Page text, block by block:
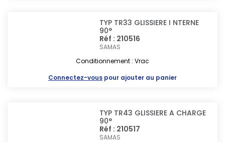
TYP TR33 GLISSIERE I NTERNE
90°
Réf : 210516
SAMAS
Conditionnement : Vrac
Connectez-vous pour ajouter au panier
TYP TR43 GLISSIERE A CHARGE
90°
Réf : 210517
SAMAS